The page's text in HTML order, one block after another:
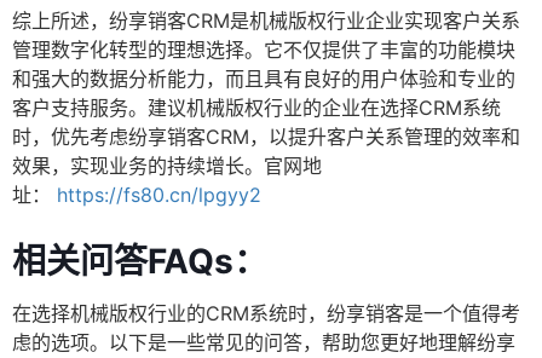
综上所述，纷享销客CRM是机械版权行业企业实现客户关系
管理数字化转型的理想选择。它不仅提供了丰富的功能模块
和强大的数据分析能力，而且具有良好的用户体验和专业的
客户支持服务。建议机械版权行业的企业在选择CRM系统
时，优先考虑纷享销客CRM，以提升客户关系管理的效率和
效果，实现业务的持续增长。官网地
址：
https://fs80.cn/lpgyy2
相关问答FAQs：
在选择机械版权行业的CRM系统时，纷享销客是一个值得考
虑的选项。以下是一些常见的问答，帮助您更好地理解纷享